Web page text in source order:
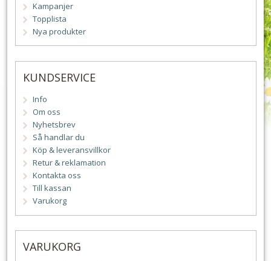
Kampanjer
Topplista
Nya produkter
KUNDSERVICE
Info
Om oss
Nyhetsbrev
Så handlar du
Köp & leveransvillkor
Retur & reklamation
Kontakta oss
Till kassan
Varukorg
VARUKORG